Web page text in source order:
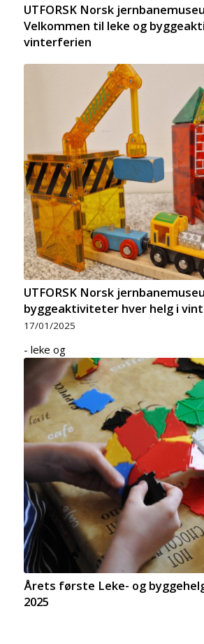
UTFORSK Norsk
Velkommen til leke og
vinterferien
UTFORSK Norsk
byggeaktiviteter hver helg i
17/01/2025
- leke og
Årets første Leke- og
2025